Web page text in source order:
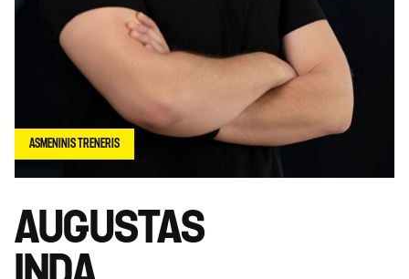
AUGUSTAS
ASMENINIS TRENERIS